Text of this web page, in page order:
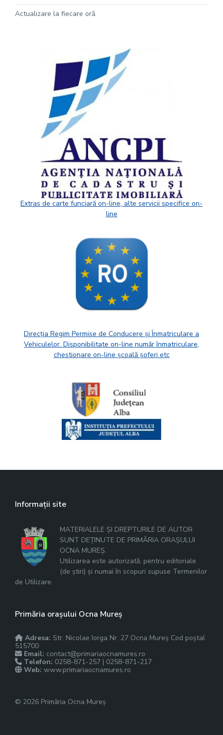
Actualizare la fiecare oră.
Extras de carte funciară on-line, alte servicii specifice on-
line
Direcția Regim Permise de Conducere și Înmatriculare a
Vehiculelor. Disponibilitate on-line număr înmatriculare,
chestionare on-line școală șoferi etc
Informații site
MATERIALELE ȘI DREPTURILE DE AUTOR
SUNT DEȚINUTE DE PRIMĂRIA ORAȘULUI
OCNA MUREȘ.
Utilizarea este autorizată, pentru editoriale
(de știri) și numai în scopuri supuse Termenilor
de Utilizare.
Primăria orașului Ocna Mureș
Adresa: Str. Nicolae Iorga Nr. 27 Ocna Mureș Cod poștal
515700
Email: contact@primariaocnamures.ro
Telefon: 0258-871-257 | 0258-871-217
Web: www.primariaocnamures.ro
© 2026 Primăria Ocna Mureș